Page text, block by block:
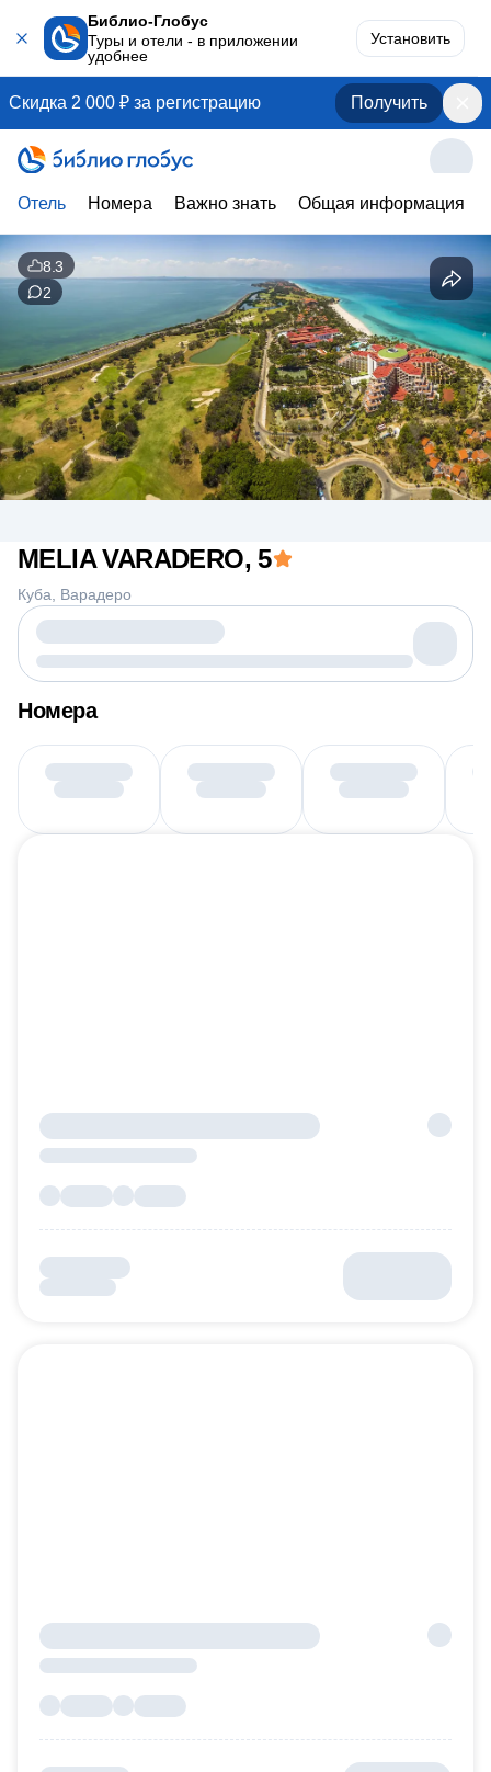
Библио-Глобус
Туры и отели - в приложении
удобнее
Установить
Скидка 2 000 ₽ за регистрацию Получить
Отель Номера Важно знать Общая информация
MELIA VARADERO, 5
Куба Варадеро
8.3
2
Номера